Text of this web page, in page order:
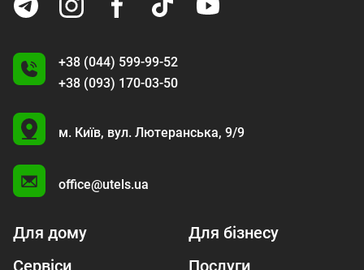
+38 (044) 599-99-52
+38 (093) 170-03-50
U
м. Київ, вул. Лютеранська, 9/9
office@utels.ua
Для дому
Для бізнесу
Сервіси
Послуги